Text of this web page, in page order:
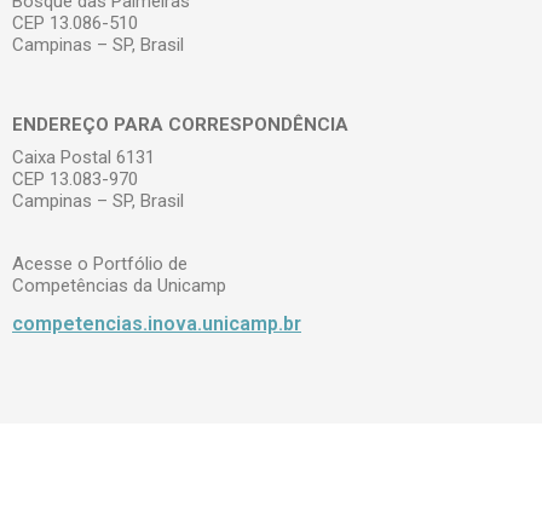
CEP 13.086-510
Campinas – SP, Brasil
ENDEREÇO PARA CORRESPONDÊNCIA
Caixa Postal 6131
CEP 13.083-970
Campinas – SP, Brasil
Acesse o Portfólio de
Competências da Unicamp
competencias.inova.unicamp.br